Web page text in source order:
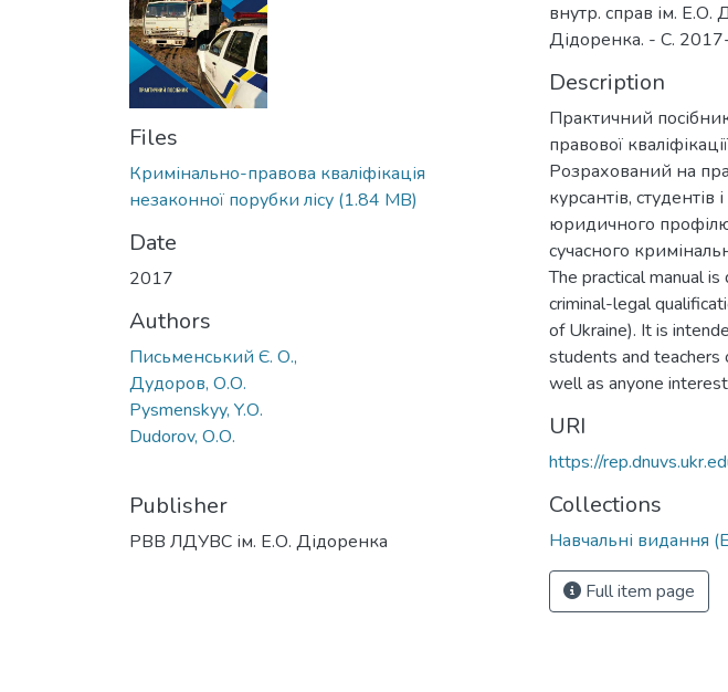
Files
Кримінально-правова кваліфікація
незаконної порубки лісу (1.84 MB)
Date
2017
Authors
Письменський Є. О.,
Дудоров, О.О.
Pysmenskyy, Y.О.
Dudorov, О.О.
Publisher
РВВ ЛДУВС ім. Е.О. Дідоренка
внутр. справ ім.
Дідоренка. - С.
Description
Практичний
правової
Розрахований на
курсантів,
юридичного
сучасного
The practical manual
criminal-legal
of Ukraine). It is
students and teachers
well as anyone
URI
https://
Collections
Навчальні видання
Full item page